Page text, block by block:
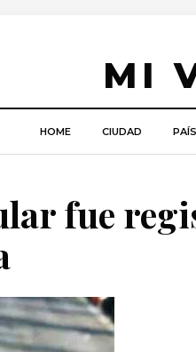
MI
HOME CIUDAD PAÍS
fue